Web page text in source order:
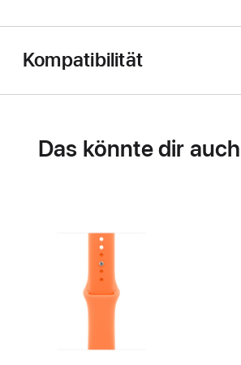
Kompatibilität
Das könnte dir